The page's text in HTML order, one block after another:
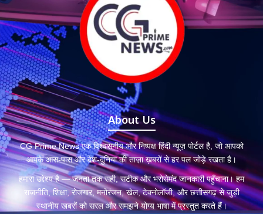
About Us
CG Prime News एक विश्वसनीय और निष्पक्ष हिंदी न्यूज़ पोर्टल है, जो आपको
आपके आस-पास और देश-दुनिया की ताज़ा ख़बरों से हर पल जोड़े रखता है।
हमारा उद्देश्य है — जनता तक सही, सटीक और भरोसेमंद जानकारी पहुँचाना। हम
राजनीति, शिक्षा, रोजगार, मनोरंजन, खेल, टेक्नोलॉजी, और छत्तीसगढ़ से जुड़ी
स्थानीय खबरों को सरल और समझने योग्य भाषा में प्रस्तुत करते हैं।